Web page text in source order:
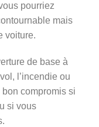
pourriez
mais
voiture.
de base à
l’incendie ou
compromis si
si vous